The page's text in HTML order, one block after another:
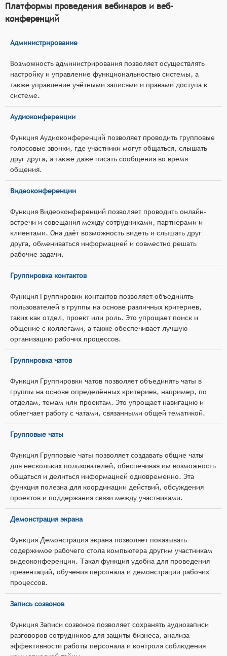
Платформы проведения вебинаров и веб-
конференций
Администрирование
Возможность администрирования позволяет осуществлять
настройку и управление функциональностью системы, а
также управление учётными записями и правами доступа к
системе.
Аудиоконференции
Функция Аудиоконференций позволяет проводить групповые
голосовые звонки, где участники могут общаться, слышать
друг друга, а также даже писать сообщения во время
общения.
Видеоконференции
Функция Видеоконференций позволяет проводить онлайн-
встречи и совещания между сотрудниками, партнёрами и
клиентами. Она даёт возможность видеть и слышать друг
друга, обмениваться информацией и совместно решать
рабочие задачи.
Группировка контактов
Функция Группировки контактов позволяет объединять
пользователей в группы на основе различных критериев,
таких как отдел, проект или роль. Это упрощает поиск и
общение с коллегами, а также обеспечивает лучшую
организацию рабочих процессов.
Группировка чатов
Функция Группировки чатов позволяет объединять чаты в
группы на основе определённых критериев, например, по
отделам, темам или проектам. Это упрощает навигацию и
облегчает работу с чатами, связанными общей тематикой.
Групповые чаты
Функция Групповые чаты позволяет создавать общие чаты
для нескольких пользователей, обеспечивая им возможность
общаться и делиться информацией одновременно. Эта
функция полезна для координации действий, обсуждения
проектов и поддержания связи между участниками.
Демонстрация экрана
Функция Демонстрация экрана позволяет показывать
содержимое рабочего стола компьютера другим участникам
видеоконференции. Такая функция удобна для проведения
презентаций, обучения персонала и демонстрации рабочих
процессов.
Запись созвонов
Функция Записи созвонов позволяет сохранять аудиозаписи
разговоров сотрудников для защиты бизнеса, анализа
эффективности работы персонала и контроля соблюдения